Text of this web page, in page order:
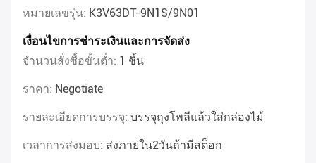
หมายเลขรุ่น: K3V63DT-9N1S/9N01
เงื่อนไขการชำระเงินและการจัดส่ง
จำนวนสั่งซื้อขั้นต่ำ: 1 ชิ้น
ราคา: Negotiate
รายละเอียดการบรรจุ: บรรจุถุงโพลีแล้วใส่กล่องไม้
เวลาการส่งมอบ: ส่งภายใน2วันถ้ามีสต็อก